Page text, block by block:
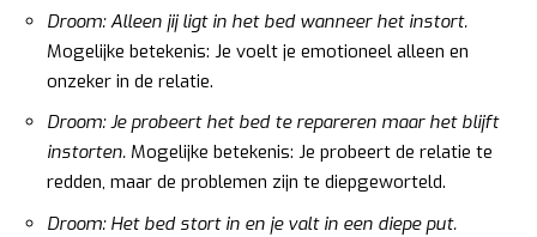
Droom: Alleen jij ligt in het bed wanneer het instort.
Mogelijke betekenis: Je voelt je emotioneel alleen en
onzeker in de relatie.
Droom: Je probeert het bed te repareren maar het blijft
instorten. Mogelijke betekenis: Je probeert de relatie te
redden, maar de problemen zijn te diepgeworteld.
Droom: Het bed stort in en je valt in een diepe put.